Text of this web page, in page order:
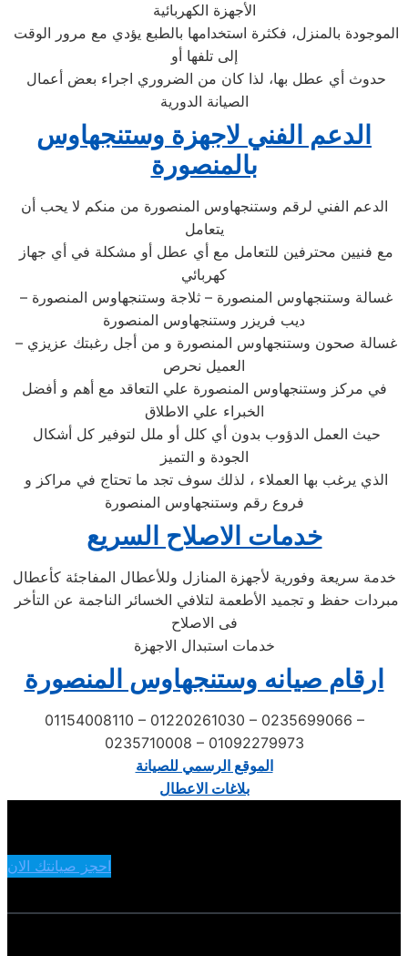
الأجهزة الكهربائية
إلى تلفها أو
الصيانة الدورية
الدعم الفني لاجهزة وستنجهاوس
بالمنصورة
الدعم الفني لرقم وستنجهاوس المنصورة من منكم لا يحب أن
يتعامل
كهربائي
ديب فريزر وستنجهاوس المنصورة
– غسالة صحون وستنجهاوس المنصورة و من أجل رغبتك عزيزي
العميل نحرص
في مركز وستنجهاوس المنصورة علي التعاقد مع أهم و أفضل
الخبراء علي الاطلاق
الجودة و التميز
فروع رقم وستنجهاوس المنصورة
خدمات الاصلاح السريع
خدمة سريعة وفورية لأجهزة المنازل وللأعطال المفاجئة كأعطال
فى الاصلاح
خدمات استبدال الاجهزة
ارقام صيانه وستنجهاوس المنصورة
01154008110 – 01220261030 – 0235699066 –
0235710008 – 01092279973
الموقع الرسمي للصيانة
بلاغات الاعطال
احجز صيانتك الان